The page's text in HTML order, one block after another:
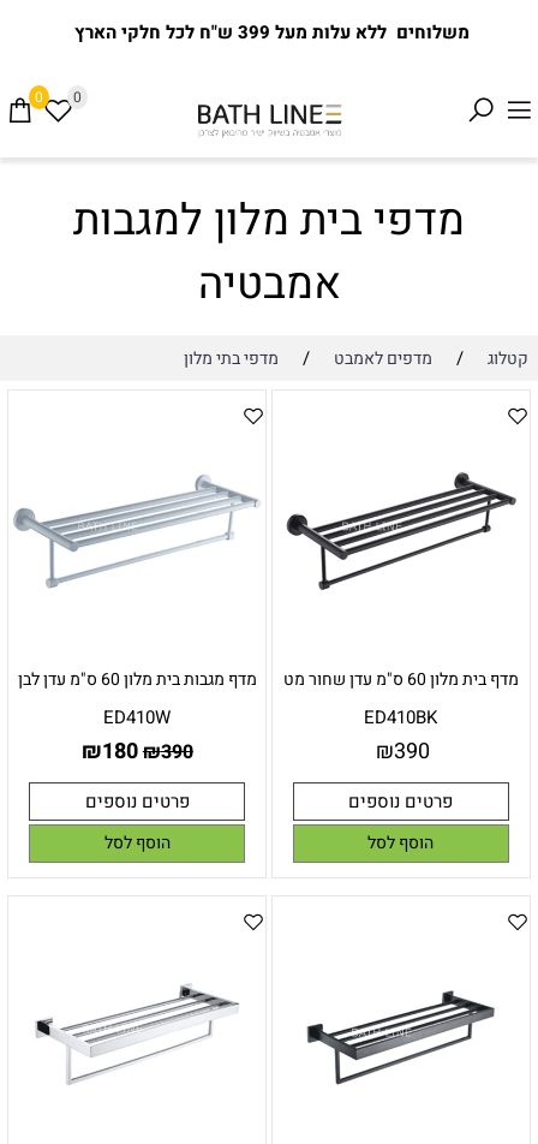
משלוחים ללא עלות מעל 399 ש"ח לכל חלקי הארץ
0 0
מדפי בית מלון למגבות
אמבטיה
קטלוג / מדפים לאמבט / מדפי בתי מלון
מדף בית מלון 60 ס"מ עדן שחור מט
ED410BK
₪390
פרטים נוספים
הוסף לסל
מדף מגבות בית מלון 60 ס"מ עדן לבן
ED410W
₪390
₪180
פרטים נוספים
הוסף לסל